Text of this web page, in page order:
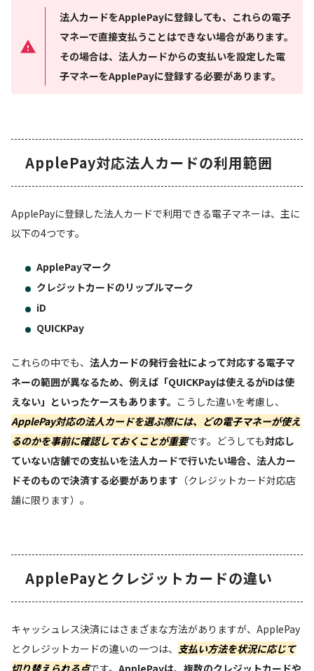
法人カードをApplePayに登録しても、これらの電子
マネーで直接支払うことはできない場合があります。
その場合は、法人カードからの支払いを設定した電
子マネーをApplePayに登録する必要があります。
ApplePay対応法人カードの利用範囲
ApplePayに登録した法人カードで利用できる電子マネーは、主に
以下の4つです。
ApplePayマーク
クレジットカードのリップルマーク
iD
QUICKPay
これらの中でも、 法人カードの発行会社によって対応する電子マ
ネーの範囲が異なるため、例えば「QUICKPayは使えるがiDは使
えない」といったケースもあります。 こうした違いを考慮し、
ApplePay対応の法人カードを選ぶ際には、どの電子マネーが使え
るのかを事前に確認しておくことが重要です。どうしても対応し
ていない店舗での支払いを法人カードで行いたい場合、法人カー
ドそのもので決済する必要があります （クレジットカード対応店
舗に限ります）。
ApplePayとクレジットカードの違い
キャッシュレス決済にはさまざまな方法がありますが、ApplePay
とクレジットカードの違いの一つは、
支払い方法を状況に応じて
切り替えられる点です。 ApplePayは、複数のクレジットカードや